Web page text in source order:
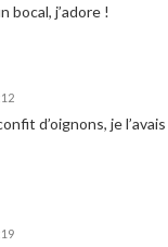
bocal, j’adore !
d’oignons, je